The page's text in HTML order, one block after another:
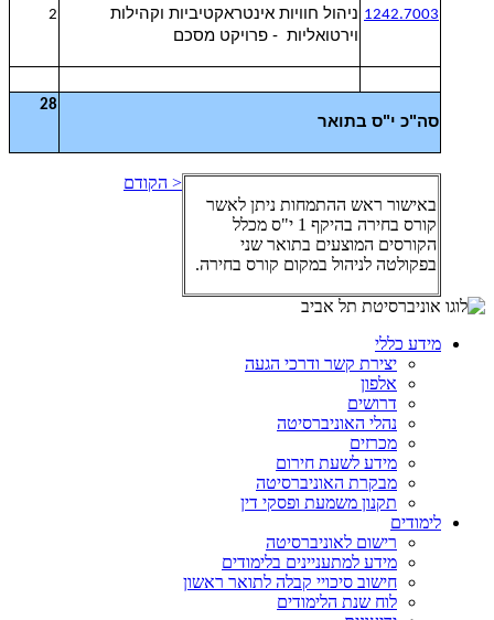
1242.7003 ניהול חוויות אינטראקטיביות וקהילות
וירטואליות - פרויקט מסכם
2
סה"כ י"ס בתואר
28
באישור ראש ההתמחות ניתן לאשר
קורס בחירה בהיקף 1 י"ס מכלל
הקורסים המוצעים בתואר שני
בפקולטה לניהול במקום קורס בחירה.
< הקודם
מידע כללי
יצירת קשר ודרכי הגעה
אלפון
דרושים
נהלי האוניברסיטה
מכרזים
מידע לשעת חירום
מבקרת האוניברסיטה
תקנון משמעת ופסקי דין
לימודים
רישום לאוניברסיטה
מידע למתעניינים בלימודים
חישוב סיכויי קבלה לתואר ראשון
לוח שנת הלימודים